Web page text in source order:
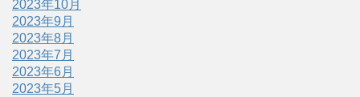
2023年10月
2023年9月
2023年8月
2023年7月
2023年6月
2023年5月